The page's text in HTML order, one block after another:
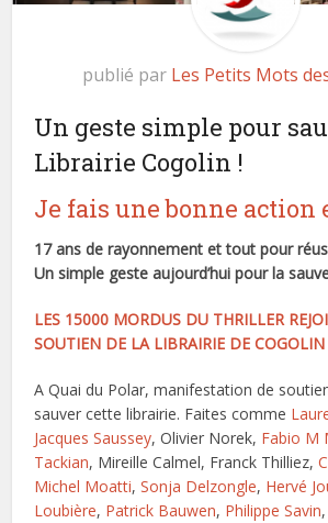
publié par Les Petits Mots
Un geste simple pour
Librairie Cogolin !
Je fais une bonne action
17 ans de rayonnement et tout pour
Un simple geste aujourd’hui pour la
LES 15000 MORDUS DU THRILLER
SOUTIEN DE LA LIBRAIRIE DE COGOLIN
A Quai du Polar, manifestation de
sauver cette librairie. Faites comme
Jacques Saussey, Olivier Norek, Fabio M
Tackian, Mireille Calmel, Franck Thilliez,
Michel Moatti,Sonja Delzongle, Hervé
Loubière, Patrick Bauwen, Philippe Savin